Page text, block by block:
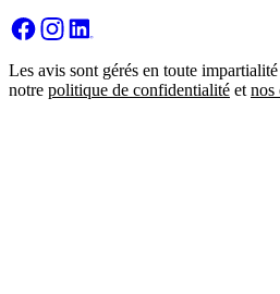
Les avis sont gérés en toute
notre politique de confidentialité et nos